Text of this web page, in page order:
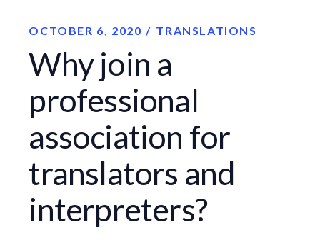
OCTOBER 6, 2020 TRANSLATIONS
Why join a
professional
association for
translators and
interpreters?